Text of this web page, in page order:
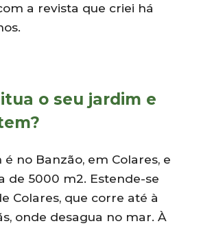
a revista que criei há
o seu jardim e
no Banzão, em Colares, e
de 5000 m2. Estende-se
Colares, que corre até à
onde desagua no mar. À